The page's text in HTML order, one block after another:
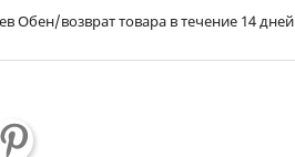
Обен/возврат товара в течение 14 дней